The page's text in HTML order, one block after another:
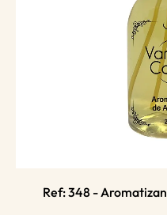
Ref: 348 -